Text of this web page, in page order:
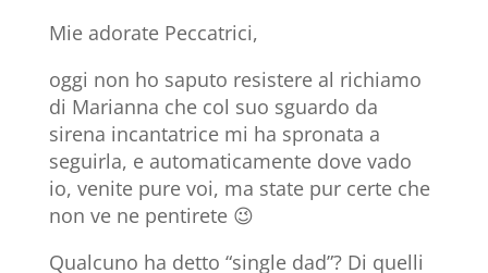
Mie adorate Peccatrici,
oggi non ho saputo resistere al richiamo
di Marianna che col suo sguardo da
sirena incantatrice mi ha spronata a
seguirla, e automaticamente dove vado
io, venite pure voi, ma state pur certe che
non ve ne pentirete 😉
Qualcuno ha detto “single dad”? Di quelli